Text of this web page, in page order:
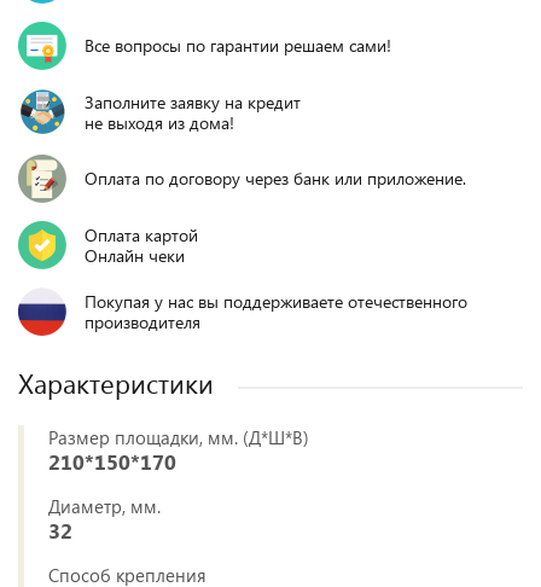
Все вопросы по гарантии решаем сами!
Заполните заявку на кредит
не выходя из дома!
Оплата по договору через банк или приложение.
Оплата картой
Онлайн чеки
Покупая у нас вы поддерживаете отечественного
производителя
Характеристики
Размер площадки, мм. (Д*Ш*В)
210*150*170
Диаметр, мм.
32
Способ крепления